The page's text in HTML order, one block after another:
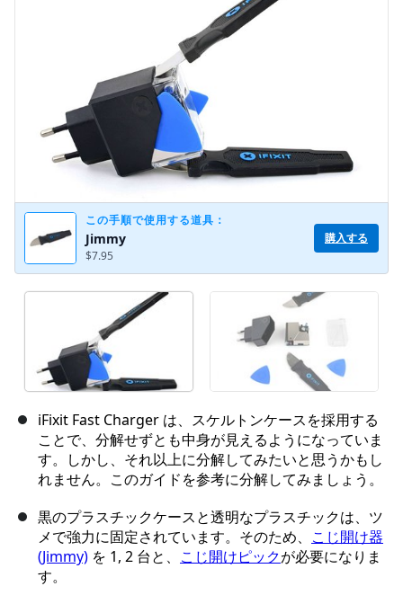
この手順で使用する道具：
Jimmy
$7.95
購入する
iFixit Fast Charger は、スケルトンケースを採用する
ことで、分解せずとも中身が見えるようになっていま
す。しかし、それ以上に分解してみたいと思うかもし
れません。このガイドを参考に分解してみましょう。
黒のプラスチックケースと透明なプラスチックは、ツ
メで強力に固定されています。そのため、 こじ開け器
(Jimmy) を 1, 2 台と、 こじ開けピックが必要になりま
す。